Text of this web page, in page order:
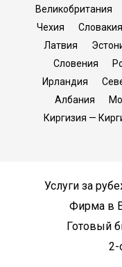
Великобритания
Чехия
Словакия
Латвия
Словения
Ирландия
Албания
Киргизия —
Услуги за
Фирма в
Готовый
2-